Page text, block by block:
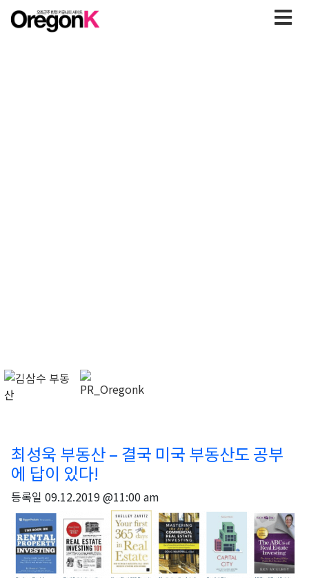
최성욱 부동산 – 결국 미국 부동산도 공부
에 답이 있다!
등록일 09.12.2019 @11:00 am